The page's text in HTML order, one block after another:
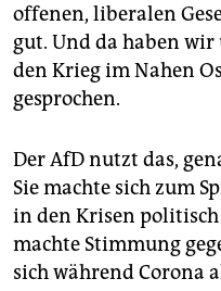
offenen, liberalen
gut. Und da haben
den Krieg im Nahen
gesprochen.
Der AfD nutzt das,
Sie machte sich zum
in den Krisen
machte Stimmung
sich während Corona